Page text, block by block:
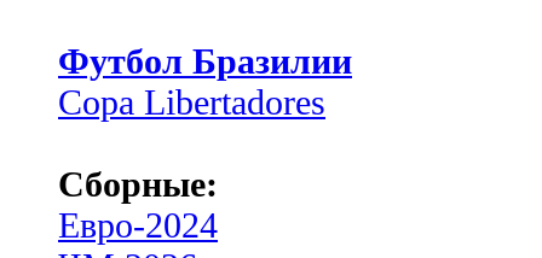
Футбол Бразилии
Copa Libertadores
Сборные:
Евро-2024